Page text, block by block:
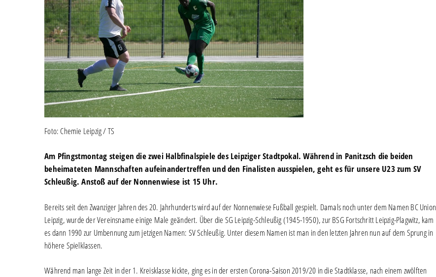
Foto: Chemie Leipzig / TS
Am Pfingstmontag steigen die zwei Halbfinalspiele des Leipziger Stadtpokal. Während in Panitzsch die beiden
beheimateten Mannschaften aufeinandertreffen und den Finalisten ausspielen, geht es für unsere U23 zum SV
Schleußig. Anstoß auf der Nonnenwiese ist 15 Uhr.
Bereits seit den Zwanziger Jahren des 20. Jahrhunderts wird auf der Nonnenwiese Fußball gespielt. Damals noch unter dem Namen BC Union
Leipzig, wurde der Vereinsname einige Male geändert. Über die SG Leipzig-Schleußig (1945-1950), zur BSG Fortschritt Leipzig-Plagwitz, kam
es dann 1990 zur Umbennung zum jetzigen Namen: SV Schleußig. Unter diesem Namen ist man in den letzten Jahren nun auf dem Sprung in
höhere Spielklassen.
Während man lange Zeit in der 1. Kreisklasse kickte, ging es in der ersten Corona-Saison 2019/20 in die Stadtklasse, nach einem zwölften